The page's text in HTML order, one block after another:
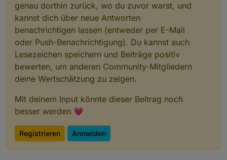
genau dorthin zurück, wo du zuvor warst, und
kannst dich über neue Antworten
benachrichtigen lassen (entweder per E-Mail
oder Push-Benachrichtigung). Du kannst auch
Lesezeichen speichern und Beiträge positiv
bewerten, um anderen Community-Mitgliedern
deine Wertschätzung zu zeigen.
Mit deinem Input könnte dieser Beitrag noch
besser werden 💗
Registrieren Anmelden